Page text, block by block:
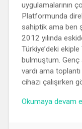
uygulamalarının
Platformunda
sahiptik ama ben
2012 yılında
Türkiye’deki
bulmuştum. Genç
vardı ama toplantı
cihazı çalışırken
Okumaya devam